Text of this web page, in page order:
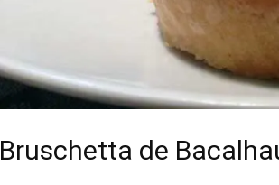
Bruschetta de